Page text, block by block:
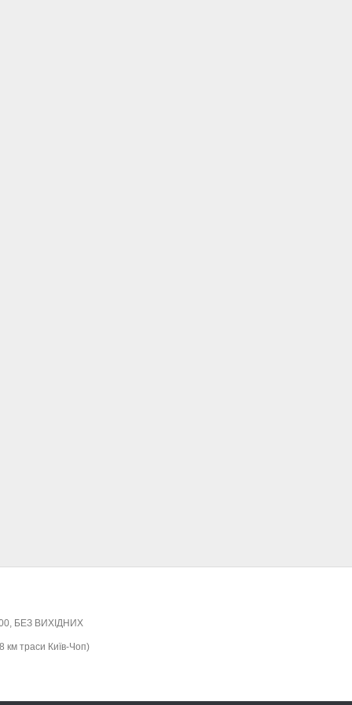
БЕЗ ВИХІДНИХ
км траси Київ-Чоп)